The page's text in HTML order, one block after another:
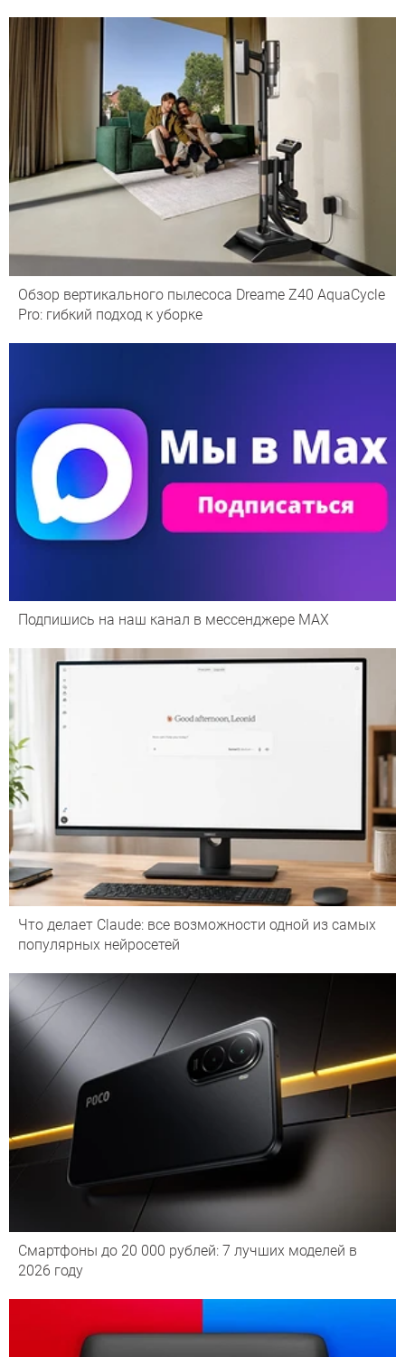
Обзор вертикального пылесоса Dreame Z40 AquaCycle
Pro: гибкий подход к уборке
Подпишись на наш канал в мессенджере МАХ
Что делает Сlaude: все возможности одной из самых
популярных нейросетей
Смартфоны до 20 000 рублей: 7 лучших моделей в
2026 году